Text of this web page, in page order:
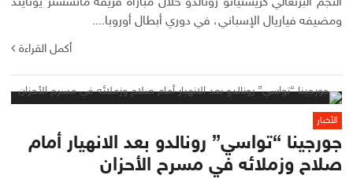
النجم البرتغالي كريستيانو رونالدو خلال مباراة فريقه مانشستر يونايتد
ومضيفه فياريال الإسباني، في دوري أبطال أوروبا....
أكمل القراءة
الأخبار
جورجينا “تواسي” رونالدو بعد الانهيار أمام
صلاح وزملائه في مسرح الأحزان